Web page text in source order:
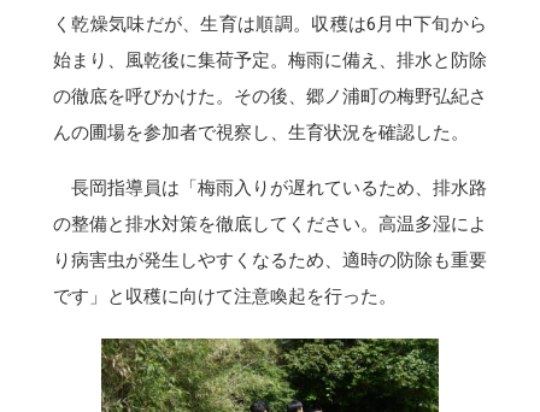
く乾燥気味だが、生育は順調。収穫は6月中下旬から
始まり、風乾後に集荷予定。梅雨に備え、排水と防除
の徹底を呼びかけた。その後、郷ノ浦町の梅野弘紀さ
んの圃場を参加者で視察し、生育状況を確認した。
長岡指導員は「梅雨入りが遅れているため、排水路
の整備と排水対策を徹底してください。高温多湿によ
り病害虫が発生しやすくなるため、適時の防除も重要
です」と収穫に向けて注意喚起を行った。